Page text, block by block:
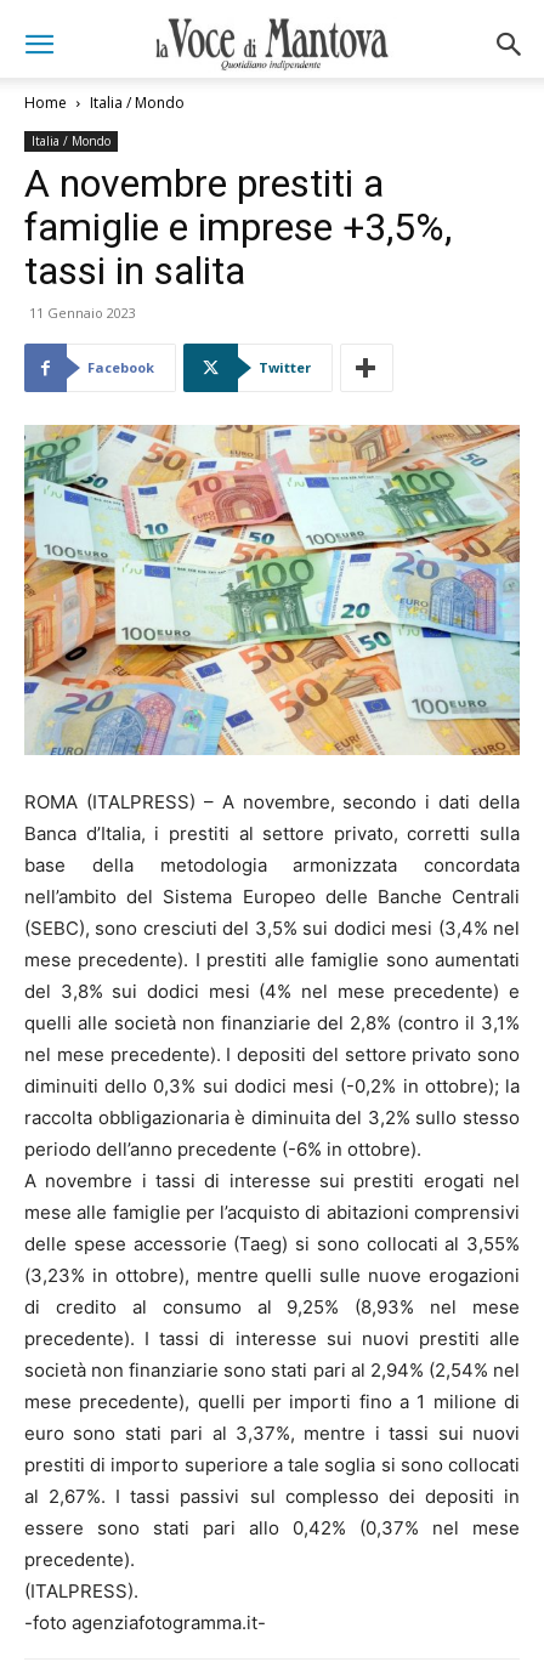
Home Italia / Mondo
Italia / Mondo
A novembre prestiti a
famiglie e imprese +3,5%,
tassi in salita
11 Gennaio 2023
Facebook Twitter
ROMA (ITALPRESS) – A novembre, secondo i dati della
Banca d’Italia, i prestiti al settore privato, corretti sulla
base della metodologia armonizzata concordata
nell’ambito del Sistema Europeo delle Banche Centrali
(SEBC), sono cresciuti del 3,5% sui dodici mesi (3,4% nel
mese precedente). I prestiti alle famiglie sono aumentati
del 3,8% sui dodici mesi (4% nel mese precedente) e
quelli alle società non finanziarie del 2,8% (contro il 3,1%
nel mese precedente). I depositi del settore privato sono
diminuiti dello 0,3% sui dodici mesi (-0,2% in ottobre); la
raccolta obbligazionaria è diminuita del 3,2% sullo stesso
periodo dell’anno precedente (-6% in ottobre).
A novembre i tassi di interesse sui prestiti erogati nel
mese alle famiglie per l’acquisto di abitazioni comprensivi
delle spese accessorie (Taeg) si sono collocati al 3,55%
(3,23% in ottobre), mentre quelli sulle nuove erogazioni
di credito al consumo al 9,25% (8,93% nel mese
precedente). I tassi di interesse sui nuovi prestiti alle
società non finanziarie sono stati pari al 2,94% (2,54% nel
mese precedente), quelli per importi fino a 1 milione di
euro sono stati pari al 3,37%, mentre i tassi sui nuovi
prestiti di importo superiore a tale soglia si sono collocati
al 2,67%. I tassi passivi sul complesso dei depositi in
essere sono stati pari allo 0,42% (0,37% nel mese
precedente).
(ITALPRESS).
-foto agenziafotogramma.it-